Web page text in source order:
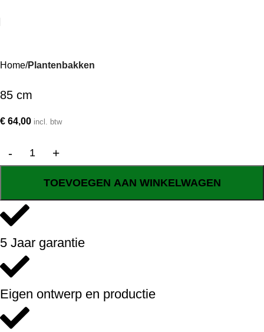
Home Plantenbakken
85 cm
€ 64,00 incl. btw
TOEVOEGEN AAN WINKELWAGEN
5 Jaar garantie
Eigen ontwerp en productie